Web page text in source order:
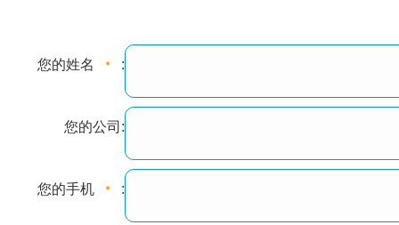
您的姓名 :
您的公司:
您的手机 :